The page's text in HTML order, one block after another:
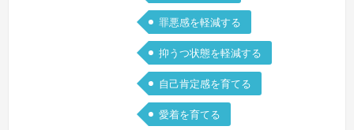
罪悪感を軽減する
抑うつ状態を軽減する
自己肯定感を育てる
愛着を育てる